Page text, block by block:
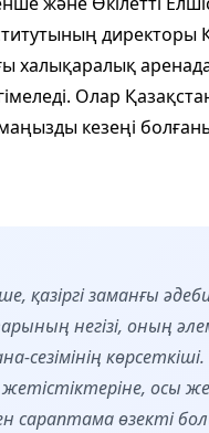
халықаралық
Олар Қазақстан
кезеңі
қазіргі заманғы
негізі, оның
сезімінің
осы
сараптама өзекті